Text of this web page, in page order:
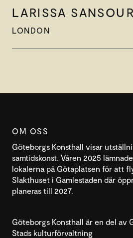
LARISSA SANSOUR
LONDON
OM OSS
Göteborgs Konsthall visar
samtidskonst. Våren 2025
lokalerna på Götaplatsen för att
Slakthuset i Gamlestaden där
planeras till 2027.
Göteborgs Konsthall är en del av
Stads kulturförvaltning